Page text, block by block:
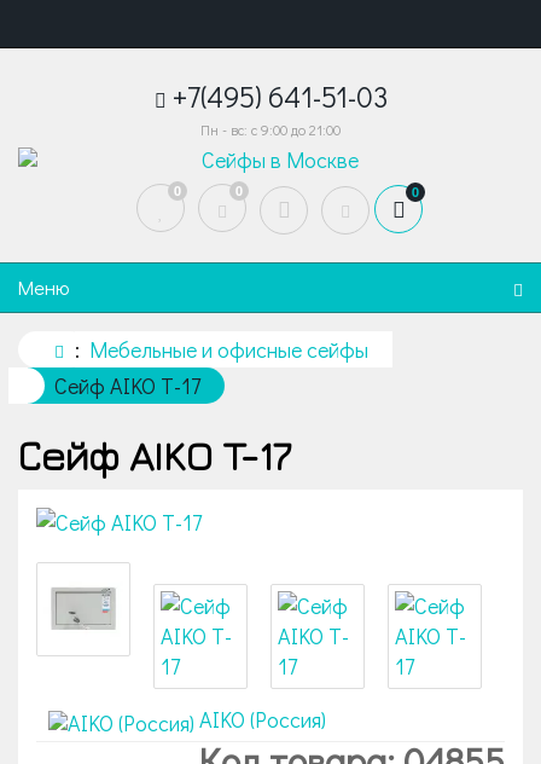
+7(495) 641-51-03
Пн - вс: с 9:00 до 21:00
0 0 0
Меню
Мебельные и офисные сейфы
Сейф AIKO T-17
Сейф AIKO T-17
AIKO (Россия)